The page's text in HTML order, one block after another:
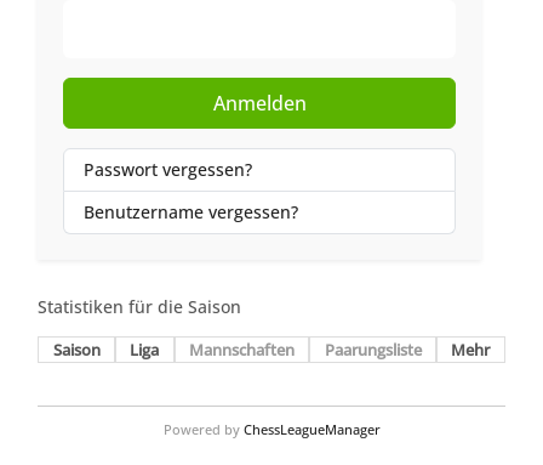
Anmelden
Passwort vergessen?
Benutzername vergessen?
Statistiken für die Saison
Saison Liga Mannschaften Paarungsliste Mehr
Powered by ChessLeagueManager